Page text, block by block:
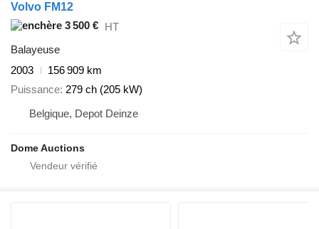
Volvo FM12
3 500 € HT
Balayeuse
2003
156 909 km
Puissance 279 ch (205 kW)
Belgique, Depot Deinze
Dome Auctions